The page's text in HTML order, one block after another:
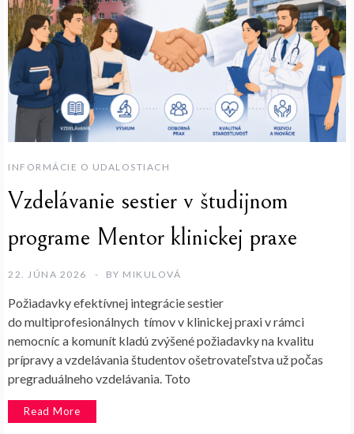
INFORMÁCIE O UDALOSTIACH
Vzdelávanie sestier v študijnom
programe Mentor klinickej praxe
22. JÚNA 2026 BY MIKULOVÁ
Požiadavky efektívnej integrácie sestier
do multiprofesionálnych tímov v klinickej praxi v rámci
nemocníc a komunít kladú zvýšené požiadavky na kvalitu
prípravy a vzdelávania študentov ošetrovateľstva už počas
pregraduálneho vzdelávania. Toto
Read More